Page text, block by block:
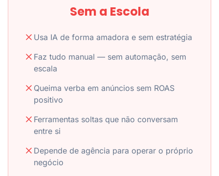
Sem a Escola
Usa IA de forma amadora e sem estratégia
Faz tudo manual — sem automação, sem
escala
Queima verba em anúncios sem ROAS
positivo
Ferramentas soltas que não conversam
entre si
Depende de agência para operar o próprio
negócio